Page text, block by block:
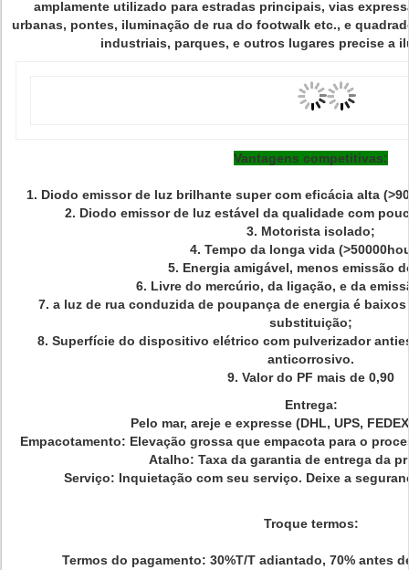
amplamente utilizado para estradas principais, vias
urbanas, pontes, iluminação de rua do footwalk etc., e
industriais, parques, e outros lugares precise a
Vantagens competitivas:
1. Diodo emissor de luz brilhante super com eficácia alta
2. Diodo emissor de luz estável da qualidade com
3. Motorista isolado;
4. Tempo da longa vida
5. Energia amigável, menos emissão
6. Livre do mercúrio, da ligação, e da
7. a luz de rua conduzida de poupança de energia é
substituição;
8. Superfície do dispositivo elétrico com pulverizador
anticorrosivo.
9. Valor do PF mais de 0,90
Entrega:
Pelo mar, areje e expresse (DHL, UPS,
Empacotamento: Elevação grossa que empacota para o
Atalho: Taxa da garantia de entrega da
Serviço: Inquietação com seu serviço. Deixe a
Troque termos:
Termos do pagamento: 30%T/T adiantado, 70% antes